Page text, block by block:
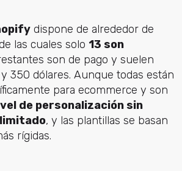
dispone de alrededor de
las cuales solo 13 son
son de pago y suelen
350 dólares. Aunque todas están
para ecommerce y son
de personalización sin
, y las plantillas se basan
rígidas.